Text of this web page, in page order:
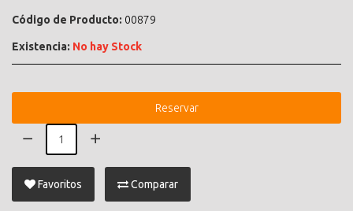
Código de Producto: 00879
Existencia: No hay Stock
Reservar
Favoritos Comparar